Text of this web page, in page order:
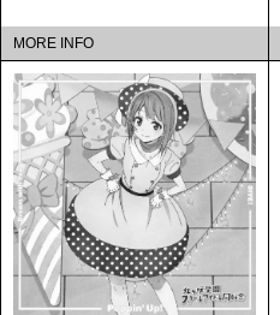
MORE INFO